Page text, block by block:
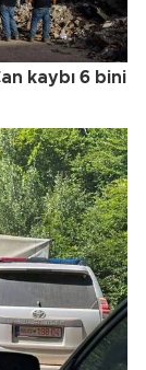
kaybı 6 bini